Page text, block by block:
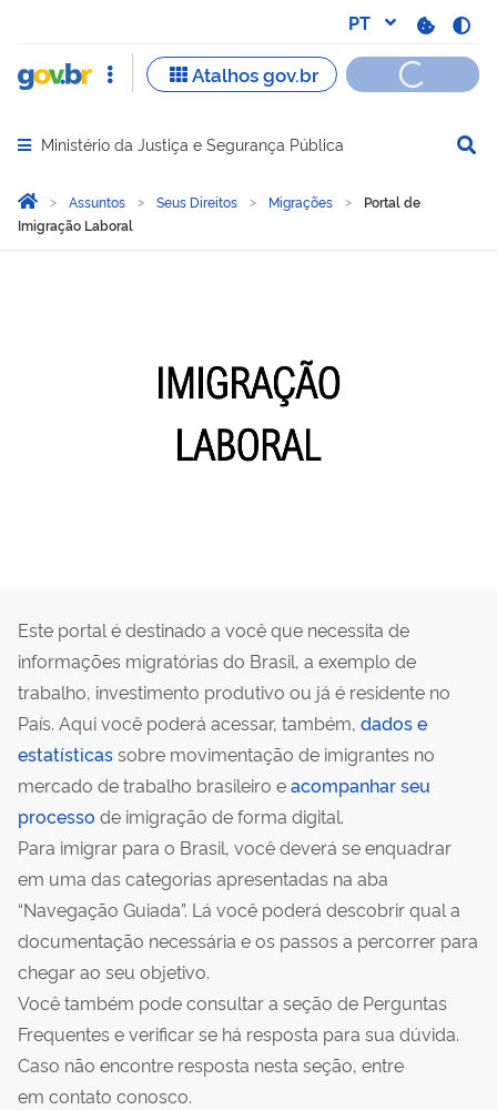
Abrir menu principal de navegação
Ministério da Justiça e Segurança Pública
Você está aqui:
Página Inicial
Assuntos Seus Direitos Migrações
Portal de
Imigração Laboral
Este portal é destinado a você que necessita de
informações migratórias do Brasil, a exemplo de
trabalho, investimento produtivo ou já é residente no
País. Aqui você poderá acessar, também, dados e
estatísticassobre movimentação de imigrantes no
mercado de trabalho brasileiro eacompanhar seu
processo de imigração de forma digital.
Para imigrar para o Brasil, você deverá se enquadrar
em uma das categorias apresentadas na aba
“Navegação Guiada”. Lá você poderá descobrir qual a
documentação necessária e os passos a percorrer para
chegar ao seu objetivo.
Você também pode consultar a seção de Perguntas
Frequentes e verificar se há resposta para sua dúvida.
Caso não encontre resposta nesta seção, entre
em contato conosco.